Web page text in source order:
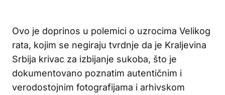
Ovo je doprinos u polemici o uzrocima Velikog
rata, kojim se negiraju tvrdnje da je Kraljevina
Srbija krivac za izbijanje sukoba, što je
dokumentovano poznatim autentičnim i
verodostojnim fotografijama i arhivskom